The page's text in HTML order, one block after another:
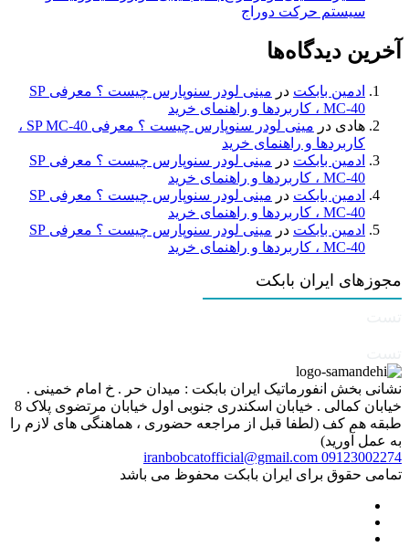
سیستم حرکت دوراج
آخرین دیدگاه‌ها
ادمین بابکت در
مینی لودر سنوپارس چیست ؟ معرفی SP
MC-40 ، کاربردها و راهنمای خرید
هادی در
مینی لودر سنوپارس چیست ؟ معرفی SP MC-40 ،
کاربردها و راهنمای خرید
ادمین بابکت در
مینی لودر سنوپارس چیست ؟ معرفی SP
MC-40 ، کاربردها و راهنمای خرید
ادمین بابکت در
مینی لودر سنوپارس چیست ؟ معرفی SP
MC-40 ، کاربردها و راهنمای خرید
ادمین بابکت در
مینی لودر سنوپارس چیست ؟ معرفی SP
MC-40 ، کاربردها و راهنمای خرید
مجوزهای ایران بابکت
نشانی بخش انفورماتیک ایران بابکت : میدان حر . خ امام خمینی .
خیابان کمالی . خیابان اسکندری جنوبی اول خیابان مرتضوی پلاک 8
طبقه هم کف (لطفا قبل از مراجعه حضوری ، هماهنگی های لازم را
به عمل آورید)
09123002274
iranbobcatofficial@gmail.com
تمامی حقوق برای ایران بابکت محفوظ می باشد